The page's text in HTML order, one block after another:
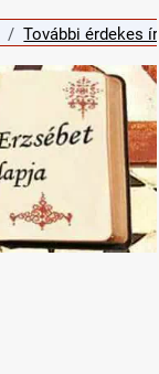
További érdekes